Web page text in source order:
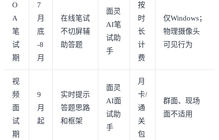
O
A
笔
试
期
7
月
底
-8
月
在线笔试
不切屏辅
助答题
面灵
AI笔
试助
手
按
时
长
计
费
仅Windows；
物理摄像头
可见行为
视
频
面
试
期
9
月
起
实时提示
答题思路
和框架
面灵
AI面
试助
手
月
卡/
通
关
包
群面、现场
面不适用